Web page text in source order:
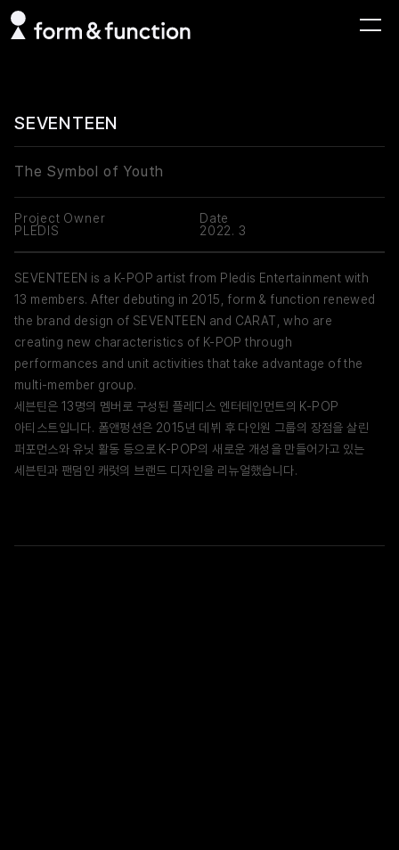
SEVENTEEN
The Symbol of Youth
Project Owner
PLEDIS
Date
2022. 3
SEVENTEEN is a K-POP artist from Pledis Entertainment with
13 members. After debuting in 2015, form & function renewed
the brand design of SEVENTEEN and CARAT, who are
creating new characteristics of K-POP through
performances and unit activities that take advantage of the
multi-member group.
세븐틴은 13명의 멤버로 구성된 플레디스 엔터테인먼트의 K-POP
아티스트입니다. 폼앤펑션은 2015년 데뷔 후 다인원 그룹의 장점을 살린
퍼포먼스와 유닛 활동 등으로 K-POP의 새로운 개성을 만들어가고 있는
세븐틴과 팬덤인 캐럿의 브랜드 디자인을 리뉴얼했습니다.